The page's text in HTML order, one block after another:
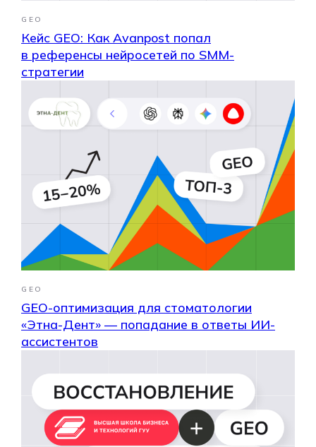
GEO
Кейс GEO: Как Avanpost попал
в референсы нейросетей по SMM-
стратегии
GEO
GEO-оптимизация для стоматологии
«Этна-Дент» — попадание в ответы ИИ-
ассистентов